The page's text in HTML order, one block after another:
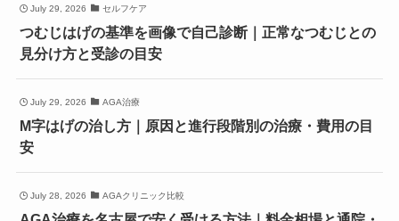
July 29, 2026 セルフケア
つむじはげの基準を画像で自己診断｜正常なつむじとの
見分け方と受診の目安
July 29, 2026 AGA治療
M字はげの治し方｜原因と進行段階別の治療・費用の目
安
July 28, 2026 AGAクリニック比較